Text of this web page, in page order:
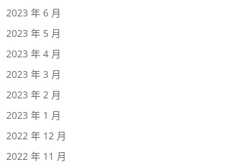
2023 年 6 月
2023 年 5 月
2023 年 4 月
2023 年 3 月
2023 年 2 月
2023 年 1 月
2022 年 12 月
2022 年 11 月